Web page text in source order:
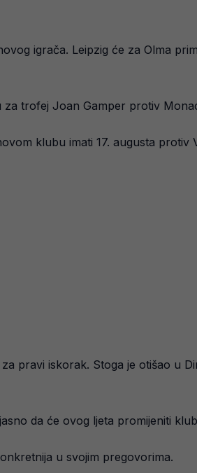
igrača. Leipzig će za Olma
za trofej Joan Gamper protiv
klubu imati 17. augusta protiv
pravi iskorak. Stoga je otišao u
da će ovog ljeta promijeniti
u svojim pregovorima.